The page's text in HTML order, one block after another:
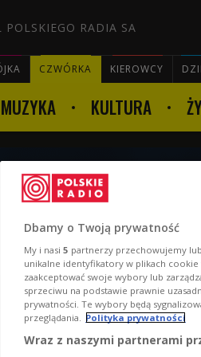
POLSKIEGO RADIA SA
CZWÓRKA KIEROWCY
MUZYKA KULTURA
czerwca
Dbamy o Twoją prywatność
My i nasi 5 partnerzy przechowujemy
unikalne identyfikatory w plikach
zaakceptować swoje wybory lub
sprzeciwu na podstawie prawnie
prywatności. Te wybory będą
przeglądania.
Polityka prywatności
Wraz z naszymi partnerami